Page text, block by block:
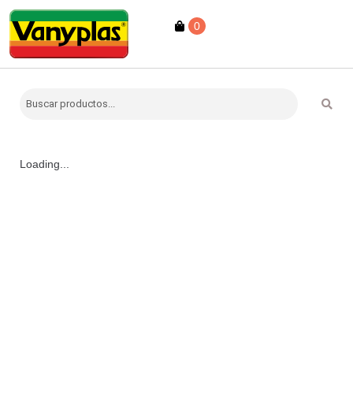
0
Loading...